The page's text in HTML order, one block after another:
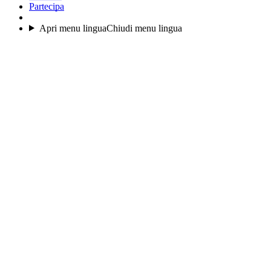
Partecipa
Apri menu linguaChiudi menu lingua